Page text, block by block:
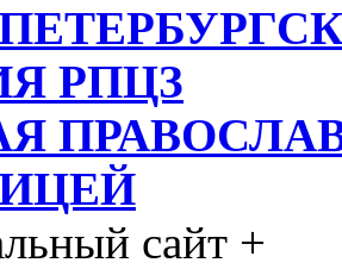
РПЦЗ
сайт +